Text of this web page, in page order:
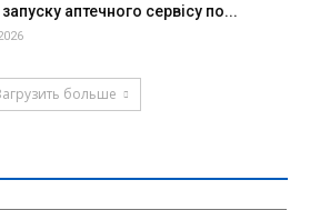
аптечного сервісу по...
больше